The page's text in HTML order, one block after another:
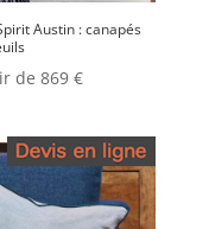
Austin : canapés
de 869 €